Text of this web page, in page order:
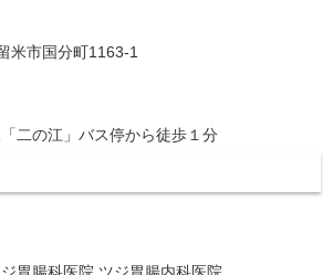
米市国分町1163-1
二の江」バス停から徒歩１分